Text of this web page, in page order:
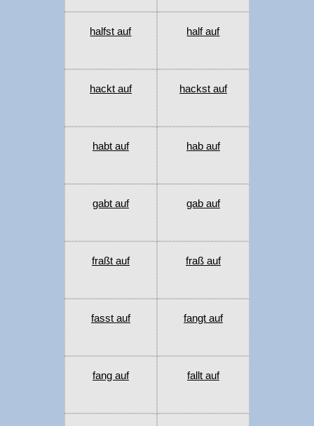
halfst auf half auf
hackt auf hackst auf
habt auf hab auf
gabt auf gab auf
fraßt auf fraß auf
fasst auf fangt auf
fang auf fallt auf